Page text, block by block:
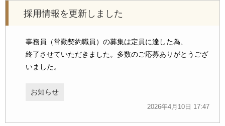
採用情報を更新しました
事務員（常勤契約職員）の募集は定員に達した為、
終了させていただきました。多数のご応募ありがとうござ
いました。
お知らせ
2026年4月10日 17:47